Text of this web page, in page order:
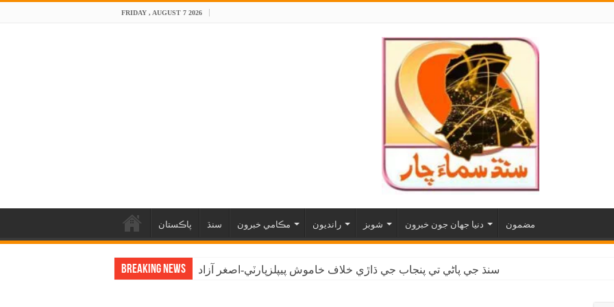
FRIDAY , AUGUST 7 2026
پاڪستان سنڌ مڪامي خبرون رانديون شوبز دنيا جهان جون خبرون مضمون
Breaking News سنڌ جي پاڻي تي پنجاب جي ڌاڙي خلاف خاموش پيپلزپارٽي-اصغر آزاد